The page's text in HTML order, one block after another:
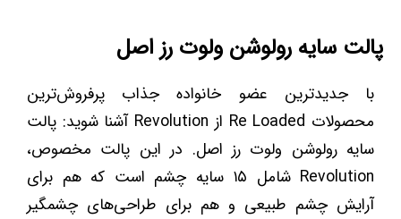
پالت سایه رولوشن ولوت رز اصل
با جدیدترین عضو خانواده جذاب پرفروش‌ترین
محصولات Re Loaded از Revolution آشنا شوید: پالت
سایه رولوشن ولوت رز اصل. در این پالت مخصوص،
Revolution شامل ۱۵ سایه چشم است که هم برای
آرایش چشم طبیعی و هم برای طراحی‌های چشمگیر